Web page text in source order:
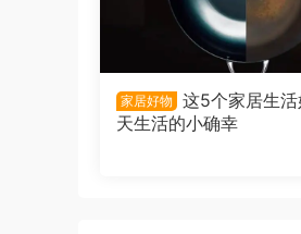
下方则点缀着娇嫩欲滴
https://
家居好物
这5个家居生
天生活的小确幸